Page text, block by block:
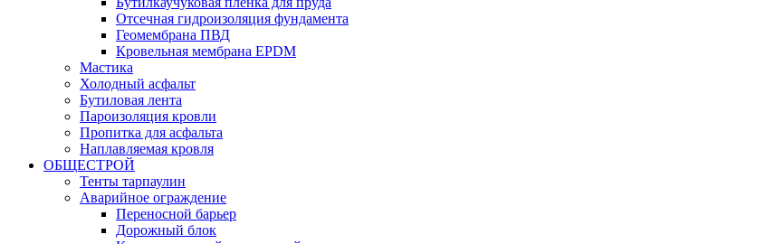
Отсечная гидроизоляция фундамента
Геомембрана ПВД
Кровельная мембрана EPDM
Мастика
Холодный асфальт
Бутиловая лента
Пароизоляция кровли
Пропитка для асфальта
Наплавляемая кровля
ОБЩЕСТРОЙ
Тенты тарпаулин
Аварийное ограждение
Переносной барьер
Дорожный блок